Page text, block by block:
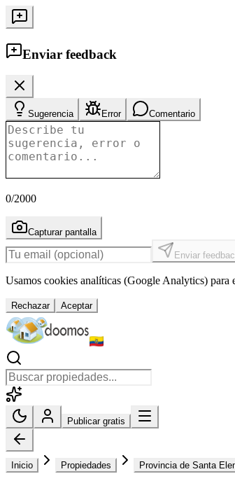
Enviar feedback
Sugerencia Error Comentario
0/2000
Capturar pantalla
Enviar
Usamos cookies analíticas (Google Analytics) para
Rechazar Aceptar
Publicar gratis
Inicio Propiedades Provincia de Santa